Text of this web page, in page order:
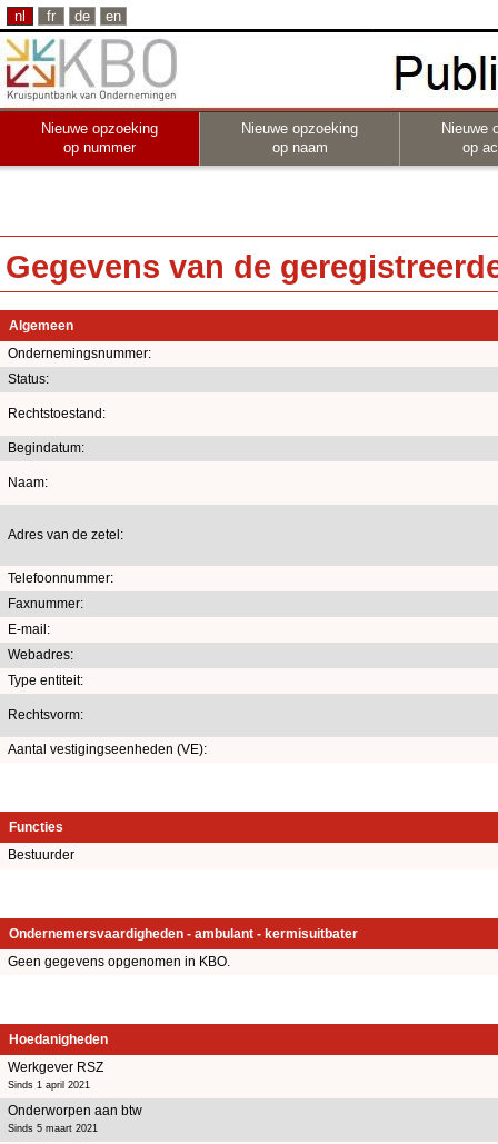
nl fr de en
Nieuwe opzoeking
op nummer
Nieuwe opzoeking
op naam
Nieuwe
op
Gegevens van de
Algemeen
Ondernemingsnummer:
Status:
Rechtstoestand:
Begindatum:
Naam:
Adres van de zetel:
Telefoonnummer:
Faxnummer:
E-mail:
Webadres:
Type entiteit:
Rechtsvorm:
Aantal vestigingseenheden (VE):
Functies
Bestuurder
Ondernemersvaardigheden - ambulant - kermisuitbater
Geen gegevens opgenomen in KBO.
Hoedanigheden
Werkgever RSZ
Sinds 1 april 2021
Onderworpen aan btw
Sinds 5 maart 2021